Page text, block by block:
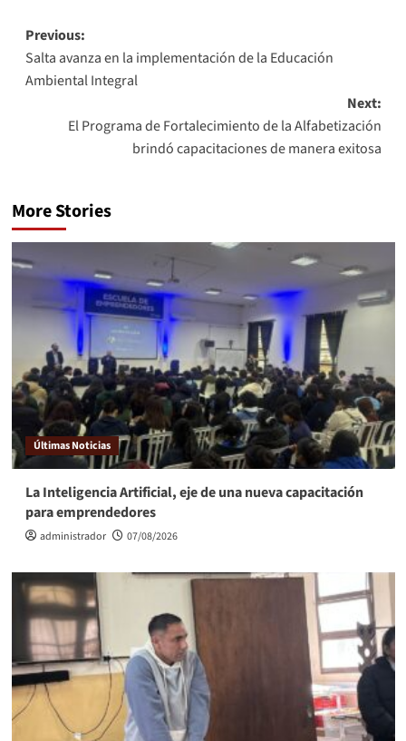
Previous:
Salta avanza en la implementación de la Educación
Ambiental Integral
Next:
El Programa de Fortalecimiento de la Alfabetización
brindó capacitaciones de manera exitosa
More Stories
Últimas Noticias
La Inteligencia Artificial, eje de una nueva capacitación
para emprendedores
administrador 07/08/2026